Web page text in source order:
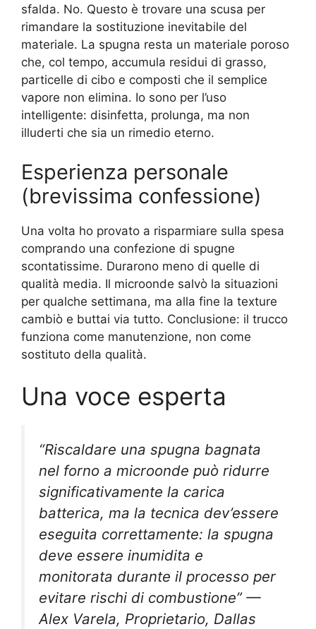
sfalda. No. Questo è trovare una scusa per
rimandare la sostituzione inevitabile del
materiale. La spugna resta un materiale poroso
che, col tempo, accumula residui di grasso,
particelle di cibo e composti che il semplice
vapore non elimina. Io sono per l’uso
intelligente: disinfetta, prolunga, ma non
illuderti che sia un rimedio eterno.
Esperienza personale
(brevissima confessione)
Una volta ho provato a risparmiare sulla spesa
comprando una confezione di spugne
scontatissime. Durarono meno di quelle di
qualità media. Il microonde salvò la situazioni
per qualche settimana, ma alla fine la texture
cambiò e buttai via tutto. Conclusione: il trucco
funziona come manutenzione, non come
sostituto della qualità.
Una voce esperta
“Riscaldare una spugna bagnata
nel forno a microonde può ridurre
significativamente la carica
batterica, ma la tecnica dev’essere
eseguita correttamente: la spugna
deve essere inumidita e
monitorata durante il processo per
evitare rischi di combustione” —
Alex Varela, Proprietario, Dallas